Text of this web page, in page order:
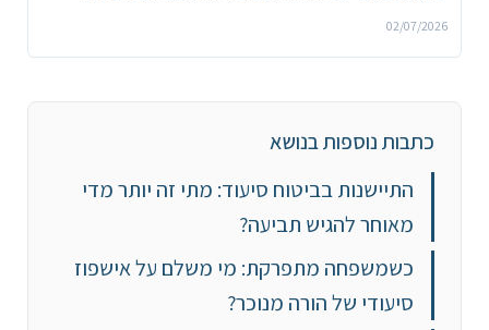
02/07/2026
כתבות נוספות בנושא
התיישנות בביטוח סיעוד: מתי זה יותר מדי
מאוחר להגיש תביעה?
כשמשפחה מתפרקת: מי משלם על אישפוז
סיעודי של הורה מנוכר?